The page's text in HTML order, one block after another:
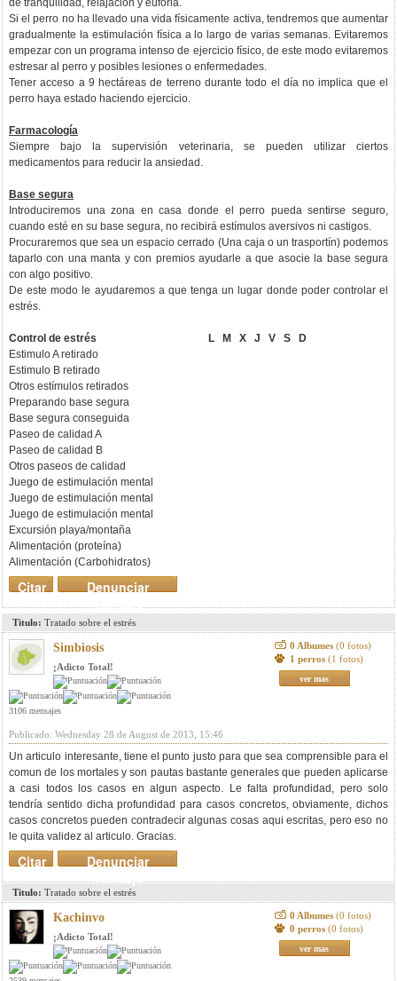
de tranquilidad, relajación y euforia.
Si el perro no ha llevado una vida físicamente activa, tendremos que aumentar
gradualmente la estimulación física a lo largo de varias semanas. Evitaremos
empezar con un programa intenso de ejercicio físico, de este modo evitaremos
estresar al perro y posibles lesiones o enfermedades.
Tener acceso a 9 hectáreas de terreno durante todo el día no implica que el
perro haya estado haciendo ejercicio.
Farmacología
Siempre bajo la supervisión veterinaria, se pueden utilizar ciertos
medicamentos para reducir la ansiedad.
Base segura
Introduciremos una zona en casa donde el perro pueda sentirse seguro,
cuando esté en su base segura, no recibirá estímulos aversivos ni castigos.
Procuraremos que sea un espacio cerrado (Una caja o un trasportín) podemos
taparlo con una manta y con premios ayudarle a que asocie la base segura
con algo positivo.
De este modo le ayudaremos a que tenga un lugar donde poder controlar el
estrés.
Control de estrés L M X J V S D
Estimulo A retirado
Estimulo B retirado
Otros estímulos retirados
Preparando base segura
Base segura conseguida
Paseo de calidad A
Paseo de calidad B
Otros paseos de calidad
Juego de estimulación mental
Juego de estimulación mental
Juego de estimulación mental
Excursión playa/montaña
Alimentación (proteína)
Alimentación (Carbohidratos)
Denunciar
mensaje
Citar
Titulo: Tratado sobre el estrés
Simbiosis
¡Adicto Total!
3106 mensajes
0 Albumes (0 fotos)
1 perros (1 fotos)
ver mas
Publicado: Wednesday 28 de August de 2013, 15:46
Un articulo interesante, tiene el punto justo para que sea comprensible para el
comun de los mortales y son pautas bastante generales que pueden aplicarse
a casi todos los casos en algun aspecto. Le falta profundidad, pero solo
tendría sentido dicha profundidad para casos concretos, obviamente, dichos
casos concretos pueden contradecir algunas cosas aqui escritas, pero eso no
le quita validez al articulo. Gracias.
Denunciar
mensaje
Citar
Titulo: Tratado sobre el estrés
Kachinvo
¡Adicto Total!
0 Albumes (0 fotos)
0 perros (0 fotos)
ver mas